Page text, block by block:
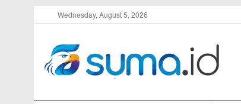
Wednesday, August 5, 2026